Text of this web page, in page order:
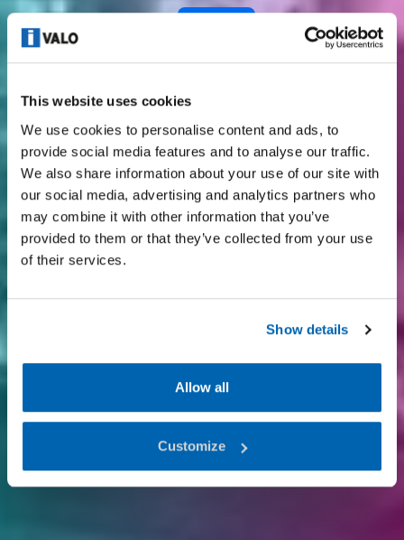
This website uses cookies
We use cookies to personalise content and ads, to
provide social media features and to analyse our traffic.
We also share information about your use of our site with
our social media, advertising and analytics partners who
may combine it with other information that you’ve
provided to them or that they’ve collected from your use
of their services.
Show details
Allow all
Customize